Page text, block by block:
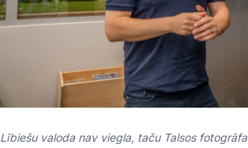
Lībiešu valoda nav viegla, taču Talsos